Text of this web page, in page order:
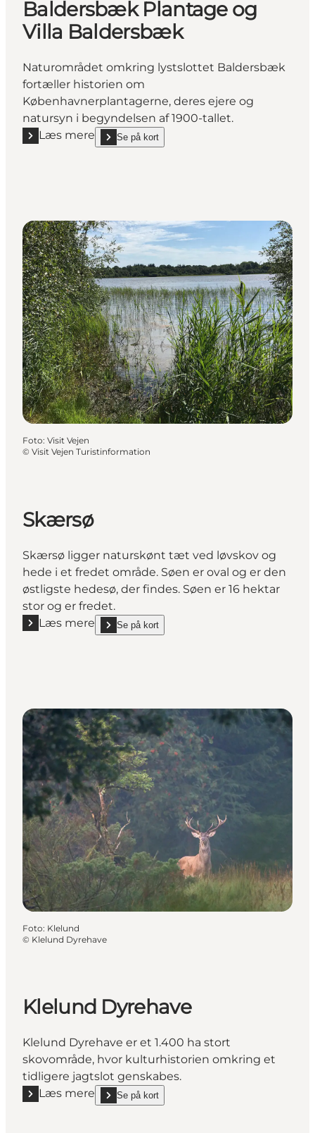
Baldersbæk Plantage og
Villa Baldersbæk
Naturområdet omkring lystslottet Baldersbæk
fortæller historien om
Københavnerplantagerne, deres ejere og
natursyn i begyndelsen af 1900-tallet.
Læs mere
Læs mere "Baldersbæk Plantage og Villa
Se på kort
show Baldersbæk Plantage og Villa Baldersbæk
Foto: Visit Vejen
© Visit Vejen Turistinformation
Skærsø
Skærsø ligger naturskønt tæt ved løvskov og
hede i et fredet område. Søen er oval og er den
østligste hedesø, der findes. Søen er 16 hektar
stor og er fredet.
Læs mere
Læs mere "Skærsø"Se på kort
show Skærsø on_map
Foto: Klelund
© Klelund Dyrehave
Klelund Dyrehave
Klelund Dyrehave er et 1.400 ha stort
skovområde, hvor kulturhistorien omkring et
tidligere jagtslot genskabes.
Læs mere
Læs mere "Klelund Dyrehave"
Se på kort
show Klelund Dyrehave on_map